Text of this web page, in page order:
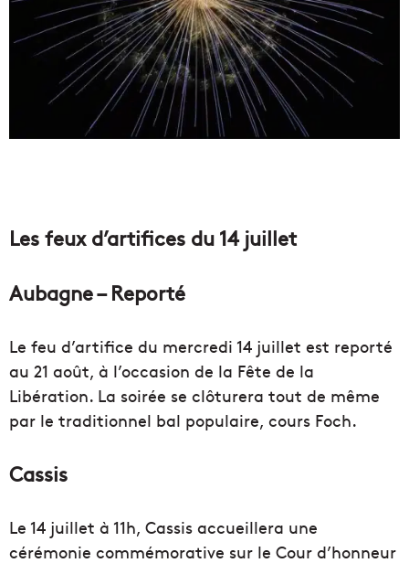
Les feux d’artifices du 14 juillet
Aubagne – Reporté
Le feu d’artifice du mercredi 14 juillet est reporté
au 21 août, à l’occasion de la Fête de la
Libération. La soirée se clôturera tout de même
par le traditionnel bal populaire, cours Foch.
Cassis
Le 14 juillet à 11h, Cassis accueillera une
cérémonie commémorative sur le Cour d’honneur